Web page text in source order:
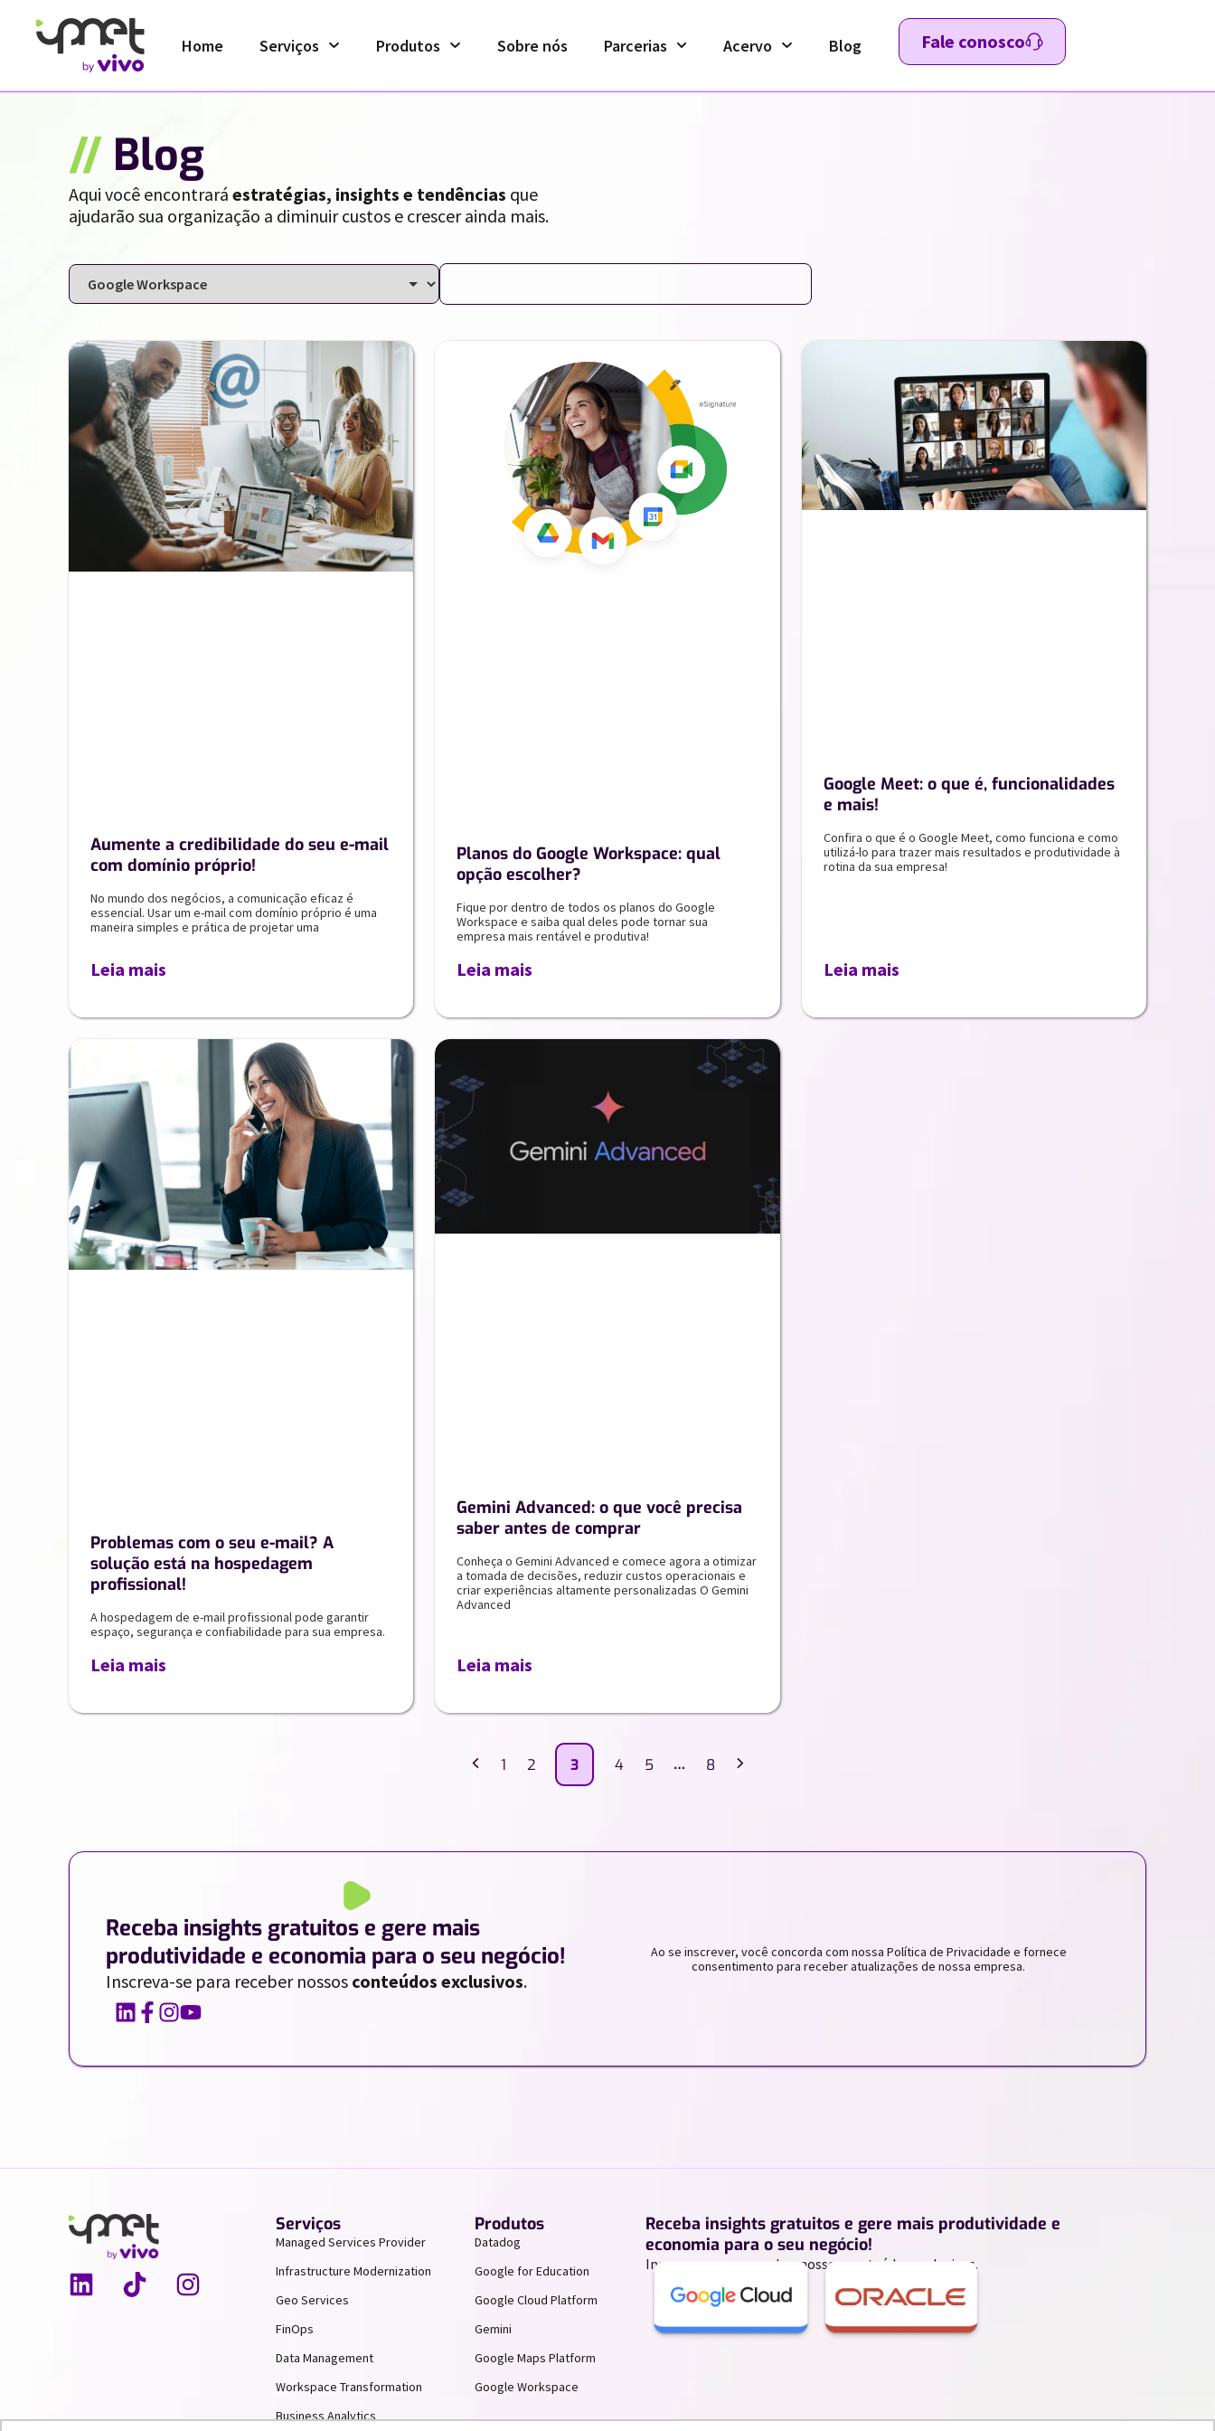
Home Serviços Produtos Sobre nós Parcerias Acervo Blog Fale conosco
// Blog
Aqui você encontrará estratégias, insights e tendências que
ajudarão sua organização a diminuir custos e crescer ainda mais.
Aumente a credibilidade do seu e-mail
com domínio próprio!
No mundo dos negócios, a comunicação eficaz é
essencial. Usar um e-mail com domínio próprio é uma
maneira simples e prática de projetar uma
Leia mais
Planos do Google Workspace: qual
opção escolher?
Fique por dentro de todos os planos do Google
Workspace e saiba qual deles pode tornar sua
empresa mais rentável e produtiva!
Leia mais
Google Meet: o que é, funcionalidades
e mais!
Confira o que é o Google Meet, como funciona e como
utilizá-lo para trazer mais resultados e produtividade à
rotina da sua empresa!
Leia mais
Problemas com o seu e-mail? A
solução está na hospedagem
profissional!
A hospedagem de e-mail profissional pode garantir
espaço, segurança e confiabilidade para sua empresa.
Leia mais
Gemini Advanced: o que você precisa
saber antes de comprar
Conheça o Gemini Advanced e comece agora a otimizar
a tomada de decisões, reduzir custos operacionais e
criar experiências altamente personalizadas O Gemini
Advanced
Leia mais
‹ 1 2 3 4 5 … 8 ›
Receba insights gratuitos e gere mais
produtividade e economia para o seu negócio!
Inscreva-se para receber nossos conteúdos exclusivos.
Ao se inscrever, você concorda com nossa Política de Privacidade e fornece
consentimento para receber atualizações de nossa empresa.
Serviços
Managed Services Provider
Infrastructure Modernization
Geo Services
FinOps
Data Management
Workspace Transformation
Business Analytics
Produtos
Datadog
Google for Education
Google Cloud Platform
Gemini
Google Maps Platform
Google Workspace
Receba insights gratuitos e gere mais produtividade e
economia para o seu negócio!
Inscreva-se para receber nossos conteúdos exclusivos.